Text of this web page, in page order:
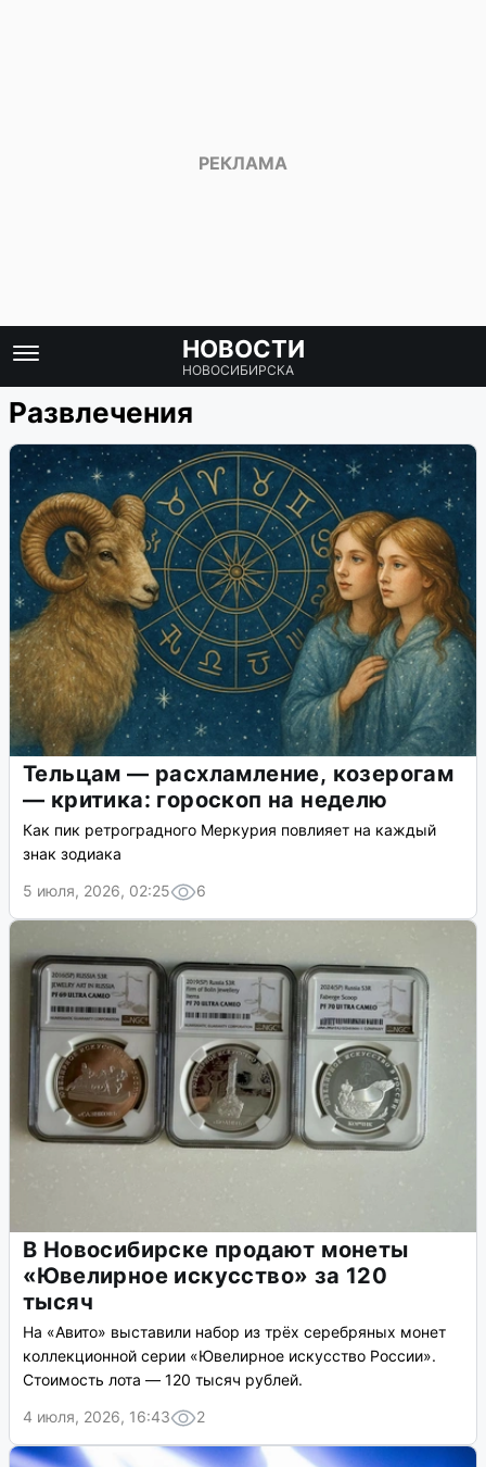
НОВОСТИ
НОВОСИБИРСКА
Развлечения
Тельцам — расхламление, козерогам
— критика: гороскоп на неделю
Как пик ретроградного Меркурия повлияет на каждый
знак зодиака
5 июля, 2026, 02:25
6
В Новосибирске продают монеты
«Ювелирное искусство» за 120
тысяч
На «Авито» выставили набор из трёх серебряных монет
коллекционной серии «Ювелирное искусство России».
Стоимость лота — 120 тысяч рублей.
4 июля, 2026, 16:43
2